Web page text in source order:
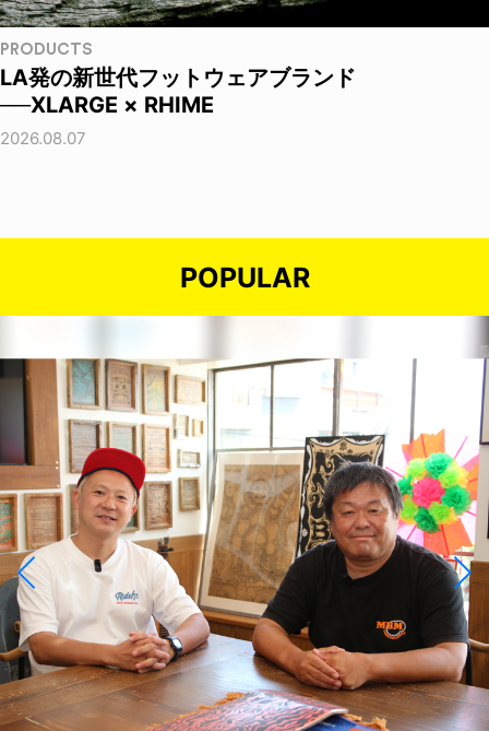
PRODUCTS
LA発の新世代フットウェアブランド
──XLARGE × RHIME
2026.08.07
POPULAR